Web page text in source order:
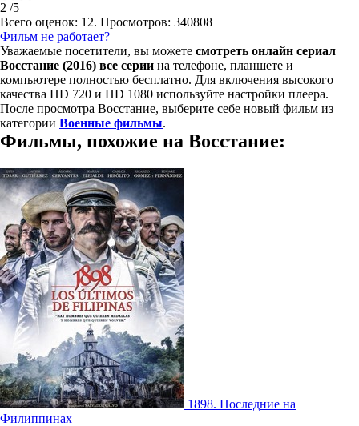
2 /5
Всего оценок: 12. Просмотров: 340808
Фильм не работает?
Уважаемые посетители, вы можете смотреть онлайн сериал
Восстание (2016) все серии на телефоне, планшете и
компьютере полностью бесплатно. Для включения высокого
качества HD 720 и HD 1080 используйте настройки плеера.
После просмотра Восстание, выберите себе новый фильм из
категории Военные фильмы.
Фильмы, похожие на Восстание:
1898. Последние на
Филиппинах